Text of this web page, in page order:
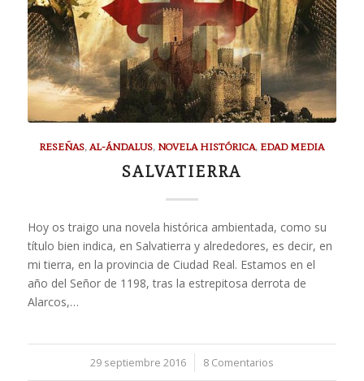
RESEÑAS,AL-ÁNDALUS, NOVELA HISTÓRICA, EDAD MEDIA
SALVATIERRA
Hoy os traigo una novela histórica ambientada, como su
título bien indica, en Salvatierra y alrededores, es decir, en
mi tierra, en la provincia de Ciudad Real. Estamos en el
año del Señor de 1198, tras la estrepitosa derrota de
Alarcos,…
29 septiembre 2016
/ 8 Comentarios